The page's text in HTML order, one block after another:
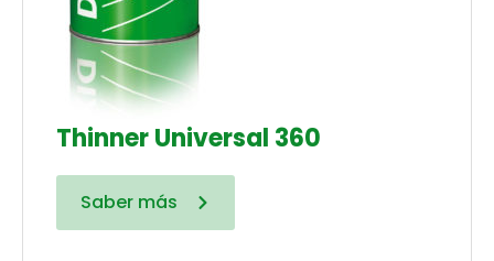
Thinner Universal 360
Saber más